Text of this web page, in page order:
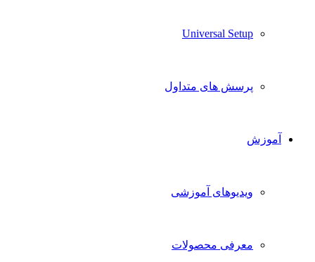
Universal Setup
پرسش های متداول
آموزش
ویدیوهای آموزشی
معرفی محصولات